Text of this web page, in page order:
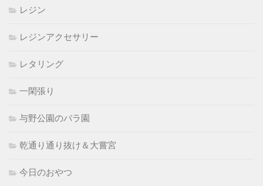
レジン
レジンアクセサリー
レタリング
一閑張り
与野公園のバラ園
乾通り通り抜け＆大嘗宮
今日のおやつ